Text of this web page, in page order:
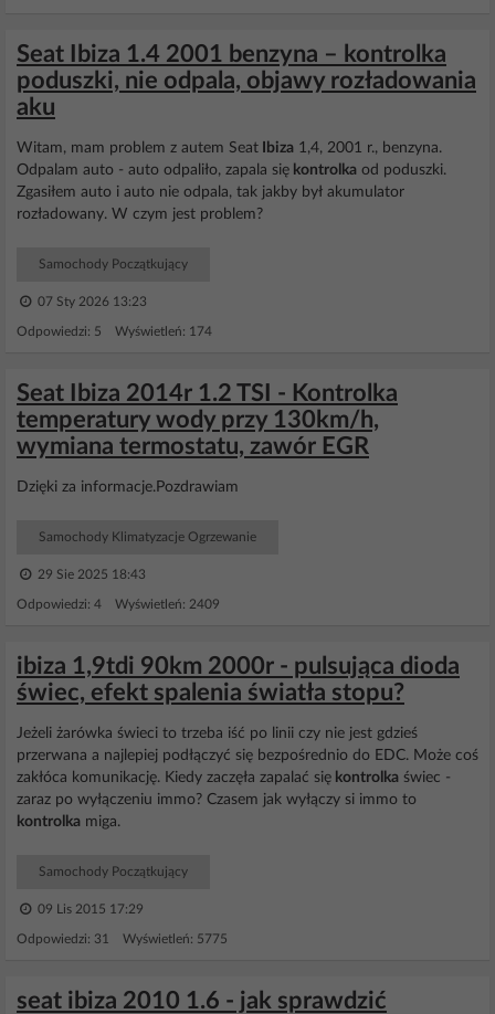
Seat Ibiza 1.4 2001 benzyna – kontrolka
poduszki, nie odpala, objawy rozładowania
aku
Witam, mam problem z autem Seat Ibiza 1,4, 2001 r., benzyna.
Odpalam auto - auto odpaliło, zapala się kontrolka od poduszki.
Zgasiłem auto i auto nie odpala, tak jakby był akumulator
rozładowany. W czym jest problem?
Samochody Początkujący
07 Sty 2026 13:23
Odpowiedzi: 5 Wyświetleń: 174
Seat Ibiza 2014r 1.2 TSI - Kontrolka
temperatury wody przy 130km/h,
wymiana termostatu, zawór EGR
Dzięki za informacje.Pozdrawiam
Samochody Klimatyzacje Ogrzewanie
29 Sie 2025 18:43
Odpowiedzi: 4 Wyświetleń: 2409
ibiza 1,9tdi 90km 2000r - pulsująca dioda
świec, efekt spalenia światła stopu?
Jeżeli żarówka świeci to trzeba iść po linii czy nie jest gdzieś
przerwana a najlepiej podłączyć się bezpośrednio do EDC. Może coś
zakłóca komunikację. Kiedy zaczęła zapalać się kontrolka świec -
zaraz po wyłączeniu immo? Czasem jak wyłączy si immo to
kontrolka miga.
Samochody Początkujący
09 Lis 2015 17:29
Odpowiedzi: 31 Wyświetleń: 5775
seat ibiza 2010 1.6 - jak sprawdzić